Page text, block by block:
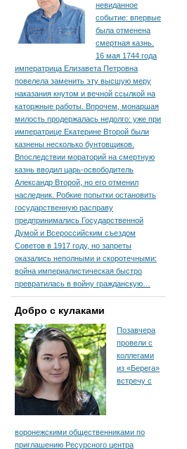
невиданное
событие: впервые
была отменена
смертная казнь.
16 мая 1744 года
императрица Елизавета Петровна
повелела заменить эту высшую меру
наказания кнутом и вечной ссылкой на
каторжные работы. Впрочем, монаршая
милость продержалась недолго: уже при
императрице Екатерине Второй были
казнены несколько бунтовщиков.
Впоследствии мораторий на смертную
казнь вводил царь-освободитель
Александр Второй, но его отменил
наследник. Робкие попытки остановить
государственную расправу
предпринимались Государственной
Думой и Всероссийским съездом
Советов в 1917 году, но запреты
оказались неполными и скоротечными:
война империалистическая быстро
превратилась в войну гражданскую…
Добро с кулаками
Позавчера
провели с
коллегами
из «Берега»
встречу с
воронежскими общественниками по
приглашению Ресурсного центра